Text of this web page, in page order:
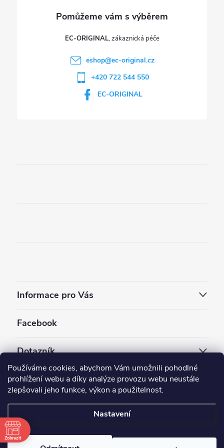
Používáme cookies, abychom Vám umožnili pohodlné
prohlížení webu a díky analýze provozu webu neustále
zlepšovali jeho funkce, výkon a použitelnost.
Nastavení
EC-ORIGINAL
eshop@ec-original.cz
+420 722 544 550
EC-ORIGINAL
Informace pro Vás
Facebook
Dotazník
Jaký styl vapování vám vyhovuje ?
Copyright 2026
Upravit nastavení cookies
Zobrazit